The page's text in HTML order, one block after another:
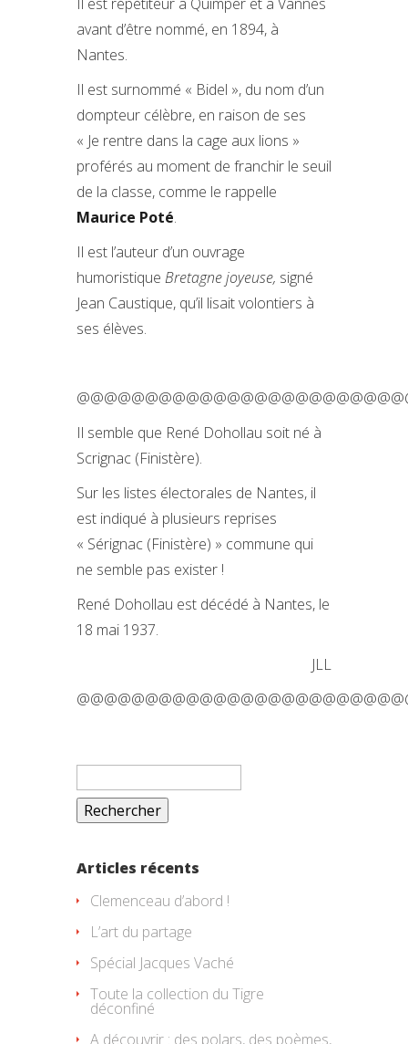
avant d’être nommé, en 1894, à
Nantes.
Il est surnommé « Bidel », du nom d’un
dompteur célèbre, en raison de ses
« Je rentre dans la cage aux lions »
proférés au moment de franchir le seuil
de la classe, comme le rappelle
Maurice Poté.
Il est l’auteur d’un ouvrage
humoristique Bretagne joyeuse, signé
Jean Caustique, qu’il lisait volontiers à
ses élèves.
Il semble que René Dohollau soit né à
Scrignac (Finistère).
Sur les listes électorales de Nantes, il
est indiqué à plusieurs reprises
« Sérignac (Finistère) » commune qui
ne semble pas exister !
René Dohollau est décédé à Nantes, le
18 mai 1937.
JLL
Rechercher :
Articles récents
Clemenceau d’abord !
L’art du partage
Spécial Jacques Vaché
Toute la collection du Tigre
déconfiné
A découvrir : des polars, des poèmes,